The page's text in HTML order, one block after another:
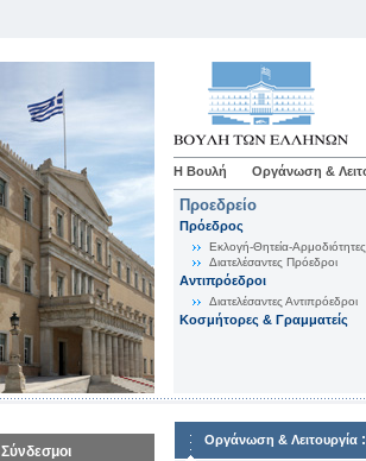
Η Βουλή Οργάνωση &
Προεδρείο
Πρόεδρος
Εκλογή-Θητεία-Αρμοδιότητες
Διατελέσαντες Πρόεδροι
Αντιπρόεδροι
Διατελέσαντες Αντιπρόεδροι
Κοσμήτορες & Γραμματείς
Σύνδεσμοι
Οργάνωση & Λειτουργία :